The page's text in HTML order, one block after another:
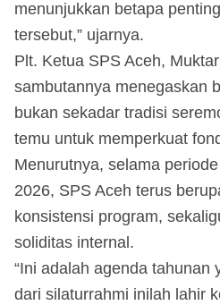
menunjukkan betapa
tersebut,” ujarnya.
Plt. Ketua SPS Aceh,
sambutannya menegaskan
bukan sekadar tradisi
temu untuk memperkuat
Menurutnya, selama
2026, SPS Aceh terus
konsistensi program,
soliditas internal.
“Ini adalah agenda tahunan
dari silaturrahmi inilah lahir